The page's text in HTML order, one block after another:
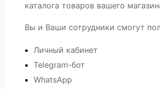
каталога товаров вашего
Вы и Ваши сотрудники смогут
Личный кабинет
Telegram-бот
WhatsApp